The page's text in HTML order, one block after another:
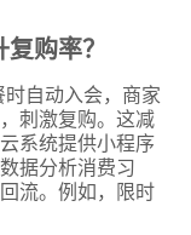
购率？
自动入会，商家
刺激复购。这减
系统提供小程序
据分析消费习
流。例如，限时